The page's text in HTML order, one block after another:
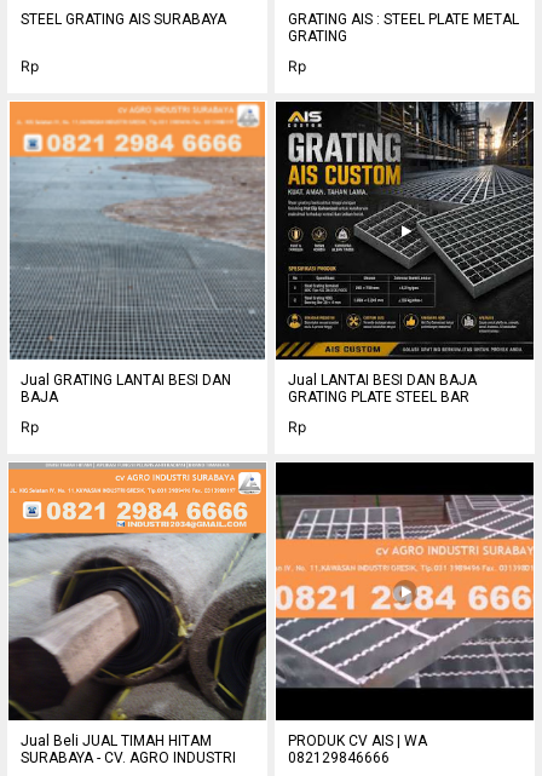
STEEL GRATING AIS SURABAYA
Rp
GRATING AIS : STEEL PLATE METAL
GRATING
Rp
Jual GRATING LANTAI BESI DAN
BAJA
Rp
Jual LANTAI BESI DAN BAJA
GRATING PLATE STEEL BAR
Rp
Jual Beli JUAL TIMAH HITAM
SURABAYA - CV. AGRO INDUSTRI
PRODUK CV AIS | WA
082129846666